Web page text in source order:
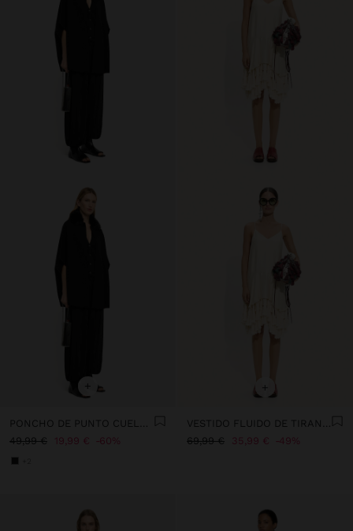
+
PONCHO DE PUNTO CUELLO EFECTO PELO
49,99 €
19,99 € 60%
+
VESTIDO FLUIDO DE TIRANTES CON BORLAS
69,99 €
35,99 € 49%